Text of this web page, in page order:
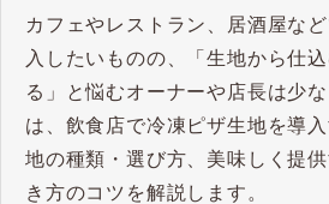
カフェやレストラン、居酒屋な
入したいものの、「生地から仕
る」と悩むオーナーや店長は少
は、飲食店で冷凍ピザ生地を導
地の種類・選び方、美味しく提
き方のコツを解説します。